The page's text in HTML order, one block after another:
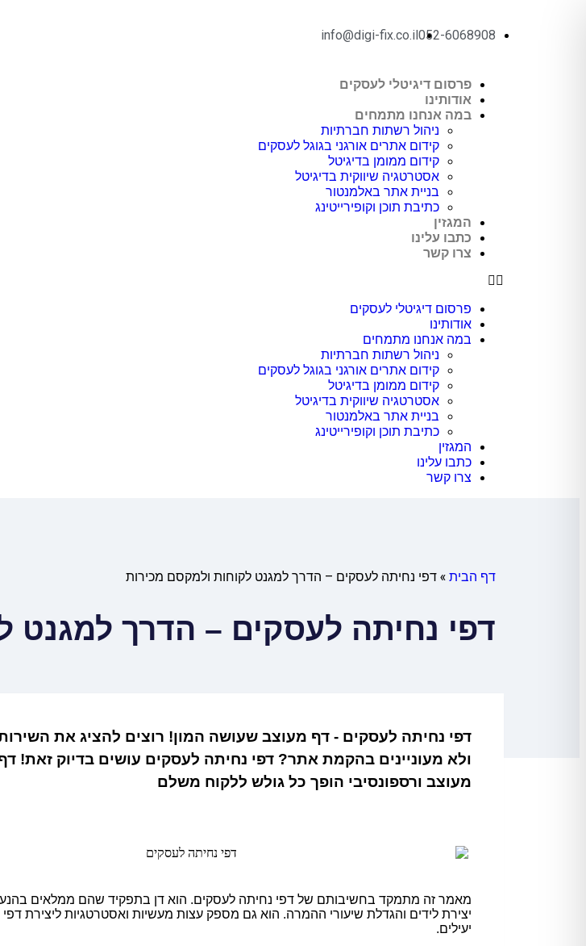
052-6068908
info@digi-fix.co.il
פרסום דיגיטלי לעסקים
אודותינו
במה אנחנו מתמחים
ניהול רשתות חברתיות
קידום אתרים אורגני בגוגל לעסקים
קידום ממומן בדיגיטל
אסטרטגיה שיווקית בדיגיטל
בניית אתר באלמנטור
כתיבת תוכן וקופירייטינג
המגזין
כתבו עלינו
צרו קשר
פרסום דיגיטלי לעסקים
אודותינו
במה אנחנו מתמחים
ניהול רשתות חברתיות
קידום אתרים אורגני בגוגל לעסקים
קידום ממומן בדיגיטל
אסטרטגיה שיווקית בדיגיטל
בניית אתר באלמנטור
כתיבת תוכן וקופירייטינג
המגזין
כתבו עלינו
צרו קשר
דף הבית»דפי נחיתה לעסקים – הדרך למגנט לקוחות ולמקסם מכירות
דפי נחיתה לעסקים – הדרך למגנט
דפי נחיתה לעסקים - דף מעוצב שעושה המון! רוצים להציג את
ולא מעוניינים בהקמת אתר? דפי נחיתה לעסקים עושים בדיוק זאת!
מעוצב ורספונסיבי הופך כל גולש ללקוח משלם
מאמר זה מתמקד בחשיבותם של דפי נחיתה לעסקים. הוא דן בתפקיד שהם ממלאים
יצירת לידים והגדלת שיעורי ההמרה. הוא גם מספק עצות מעשיות ואסטרטגיות ליצירת דפי
יעילים.